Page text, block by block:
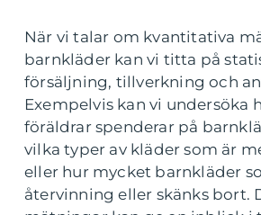
När vi talar om kvantitativa
barnkläder kan vi titta på
försäljning, tillverkning och
Exempelvis kan vi undersöka
föräldrar spenderar på
vilka typer av kläder som är
eller hur mycket barnkläder
återvinning eller skänks bort.